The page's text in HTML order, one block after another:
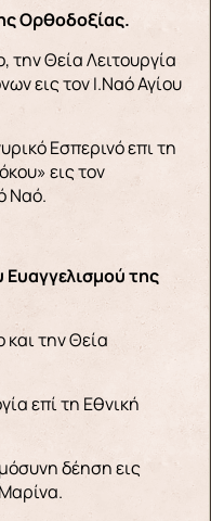
Ορθοδοξίας.
Θεία Λειτουργία
εις τον Ι.Ναό Αγίου
Εσπερινό επι τη
εις τον
Ναό.
της
την Θεία
επί τη Εθνική
δέηση εις